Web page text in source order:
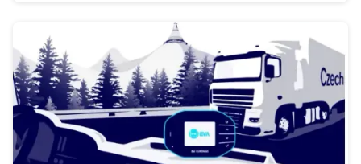
Európa-szerte. Az Eurowag kifejezetten a
kereskedelmi közúti közlekedési ágazat számára
kifejlesztett adatvezérelt szolgáltatása felgyorsítja
a nagy teherbírású elektromos járművek okos
elterjedését, és hozzájárul a CO2-kibocsátás
csökkentéséhez. Az Eurowag új megközelítése a
zéró kibocsátású megoldásokat és az összes
alapvető CRT-szolgáltatást egy „One-Stop-Shop”-